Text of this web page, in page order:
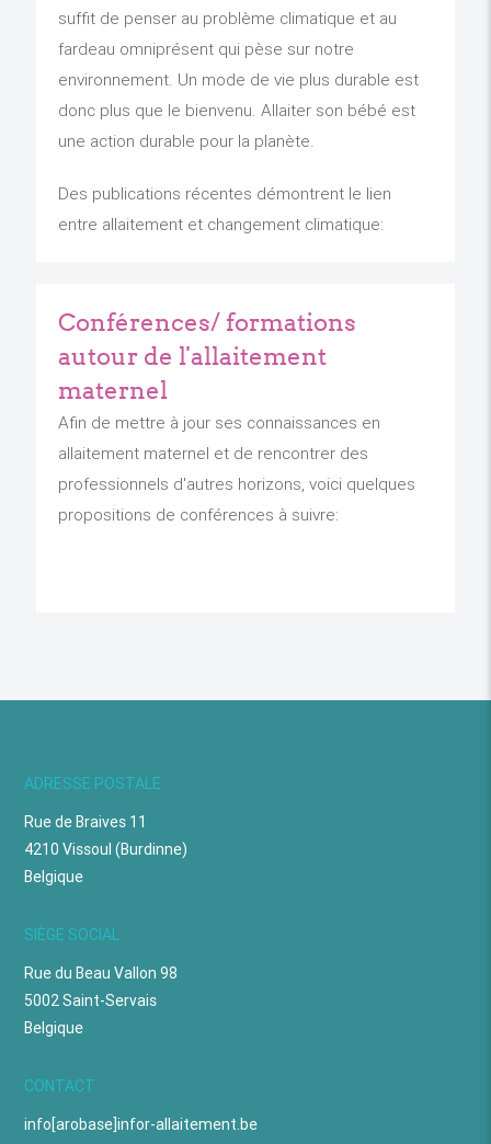
suffit de penser au problème climatique et au
fardeau omniprésent qui pèse sur notre
environnement. Un mode de vie plus durable est
donc plus que le bienvenu. Allaiter son bébé est
une action durable pour la planète.
Des publications récentes démontrent le lien
entre allaitement et changement climatique:
Conférences/ formations
autour de l'allaitement
maternel
Afin de mettre à jour ses connaissances en
allaitement maternel et de rencontrer des
professionnels d'autres horizons, voici quelques
propositions de conférences à suivre:
ADRESSE POSTALE
Rue de Braives 11
4210 Vissoul (Burdinne)
Belgique
SIÈGE SOCIAL
Rue du Beau Vallon 98
5002 Saint-Servais
Belgique
CONTACT
info[arobase]infor-allaitement.be